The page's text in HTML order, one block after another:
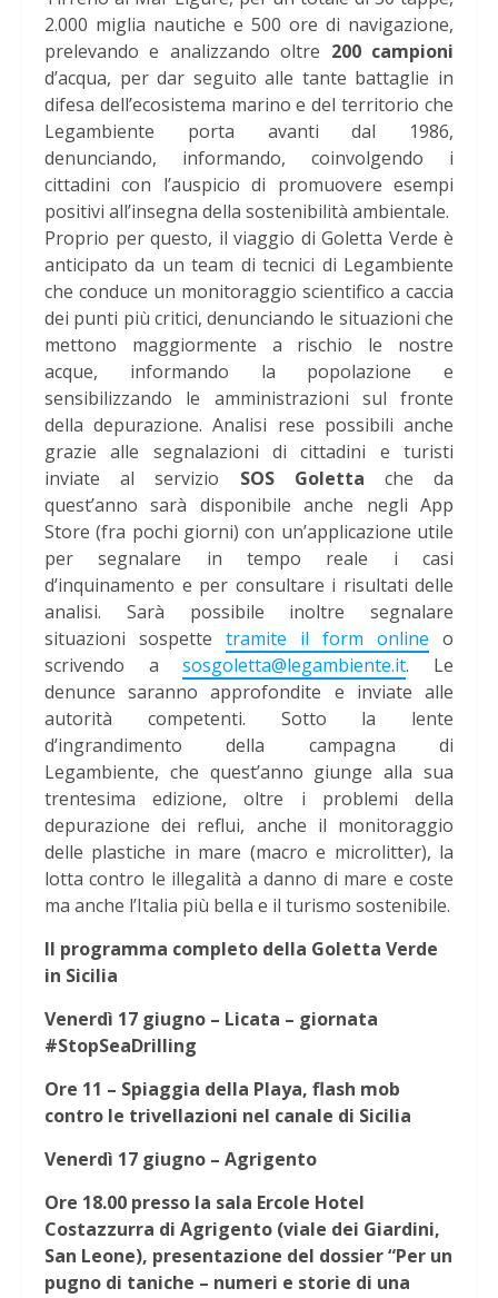
2.000 miglia nautiche e 500 ore di navigazione,
prelevando e analizzando oltre 200 campioni
d’acqua, per dar seguito alle tante battaglie in
difesa dell’ecosistema marino e del territorio che
Legambiente porta avanti dal 1986,
denunciando, informando, coinvolgendo i
cittadini con l’auspicio di promuovere esempi
positivi all’insegna della sostenibilità ambientale.
Proprio per questo, il viaggio di Goletta Verde è
anticipato da un team di tecnici di Legambiente
che conduce un monitoraggio scientifico a caccia
dei punti più critici, denunciando le situazioni che
mettono maggiormente a rischio le nostre
acque, informando la popolazione e
sensibilizzando le amministrazioni sul fronte
della depurazione. Analisi rese possibili anche
grazie alle segnalazioni di cittadini e turisti
inviate al servizio SOS Goletta che da
quest’anno sarà disponibile anche negli App
Store (fra pochi giorni) con un’applicazione utile
per segnalare in tempo reale i casi
d’inquinamento e per consultare i risultati delle
analisi. Sarà possibile inoltre segnalare
situazioni sospette tramite il form online o
scrivendo asosgoletta@legambiente.it. Le
denunce saranno approfondite e inviate alle
autorità competenti. Sotto la lente
d’ingrandimento della campagna di
Legambiente, che quest’anno giunge alla sua
trentesima edizione, oltre i problemi della
depurazione dei reflui, anche il monitoraggio
delle plastiche in mare (macro e microlitter), la
lotta contro le illegalità a danno di mare e coste
ma anche l’Italia più bella e il turismo sostenibile.
Il programma completo della Goletta Verde
in Sicilia
Venerdì 17 giugno – Licata – giornata
#StopSeaDrilling
Ore 11 – Spiaggia della Playa, flash mob
contro le trivellazioni nel canale di Sicilia
Venerdì 17 giugno – Agrigento
Ore 18.00 presso la sala Ercole Hotel
Costazzurra di Agrigento (viale dei Giardini,
San Leone), presentazione del dossier “Per un
pugno di taniche – numeri e storie di una